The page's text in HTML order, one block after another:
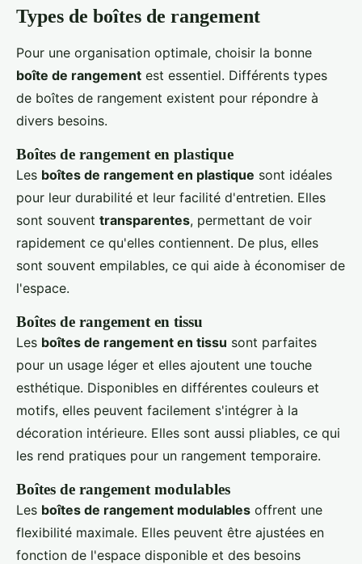
Types de boîtes de rangement
Pour une organisation optimale, choisir la bonne
boîte de rangement est essentiel. Différents types
de boîtes de rangement existent pour répondre à
divers besoins.
Boîtes de rangement en plastique
Les boîtes de rangement en plastique sont idéales
pour leur durabilité et leur facilité d'entretien. Elles
sont souvent transparentes, permettant de voir
rapidement ce qu'elles contiennent. De plus, elles
sont souvent empilables, ce qui aide à économiser de
l'espace.
Boîtes de rangement en tissu
Les boîtes de rangement en tissu sont parfaites
pour un usage léger et elles ajoutent une touche
esthétique. Disponibles en différentes couleurs et
motifs, elles peuvent facilement s'intégrer à la
décoration intérieure. Elles sont aussi pliables, ce qui
les rend pratiques pour un rangement temporaire.
Boîtes de rangement modulables
Les boîtes de rangement modulables offrent une
flexibilité maximale. Elles peuvent être ajustées en
fonction de l'espace disponible et des besoins